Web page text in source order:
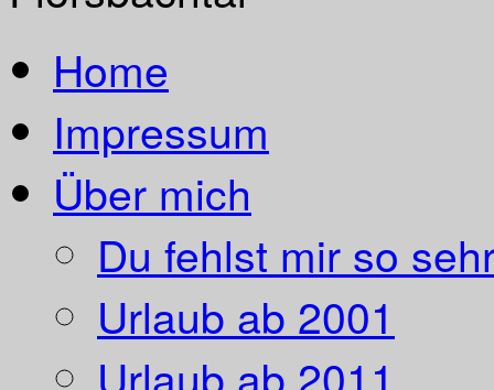
Home
Impressum
Über mich
Du fehlst mir so
Urlaub ab 2001
Urlaub ab 2011